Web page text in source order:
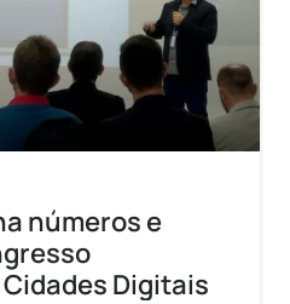
números e
Digitais